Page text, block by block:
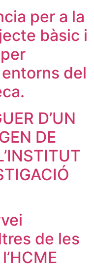
per a la
bàsic i
entorns del
D’UN
DE
de les